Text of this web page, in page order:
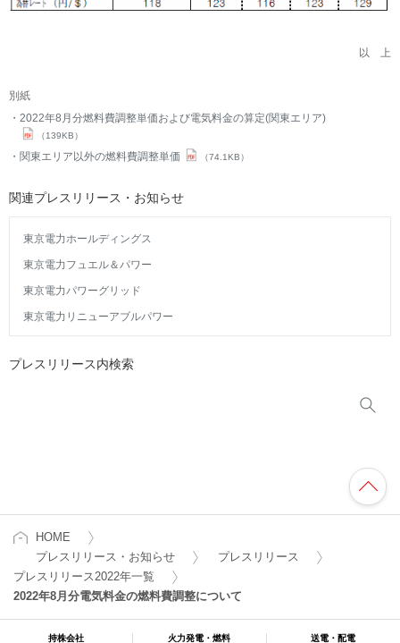
以 上
別紙
2022年8月分燃料費調整単価および電気料金の算定(関東エリア)
（139KB）
関東エリア以外の燃料費調整単価 （74.1KB）
関連プレスリリース・お知らせ
東京電力ホールディングス
東京電力フュエル＆パワー
東京電力パワーグリッド
東京電力リニューアブルパワー
プレスリリース内検索
HOME
プレスリリース・お知らせ
プレスリリース
プレスリリース2022年一覧
2022年8月分電気料金の燃料費調整について
持株会社 火力発電・燃料 送電・配電